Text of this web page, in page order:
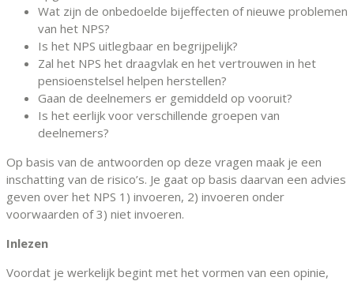
Wat zijn de onbedoelde bijeffecten of nieuwe problemen
van het NPS?
Is het NPS uitlegbaar en begrijpelijk?
Zal het NPS het draagvlak en het vertrouwen in het
pensioenstelsel helpen herstellen?
Gaan de deelnemers er gemiddeld op vooruit?
Is het eerlijk voor verschillende groepen van
deelnemers?
Op basis van de antwoorden op deze vragen maak je een
inschatting van de risico’s. Je gaat op basis daarvan een advies
geven over het NPS 1) invoeren, 2) invoeren onder
voorwaarden of 3) niet invoeren.
Inlezen
Voordat je werkelijk begint met het vormen van een opinie,